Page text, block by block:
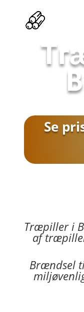
Se
Træpiller i
af
Brændsel